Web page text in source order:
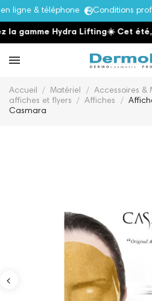
ligne & téléphone Conditions
la gamme Hydra Lifting☀️ Cet été,
Accueil Matériel Accessoires &
affiches et flyers
Affiches
Casmara